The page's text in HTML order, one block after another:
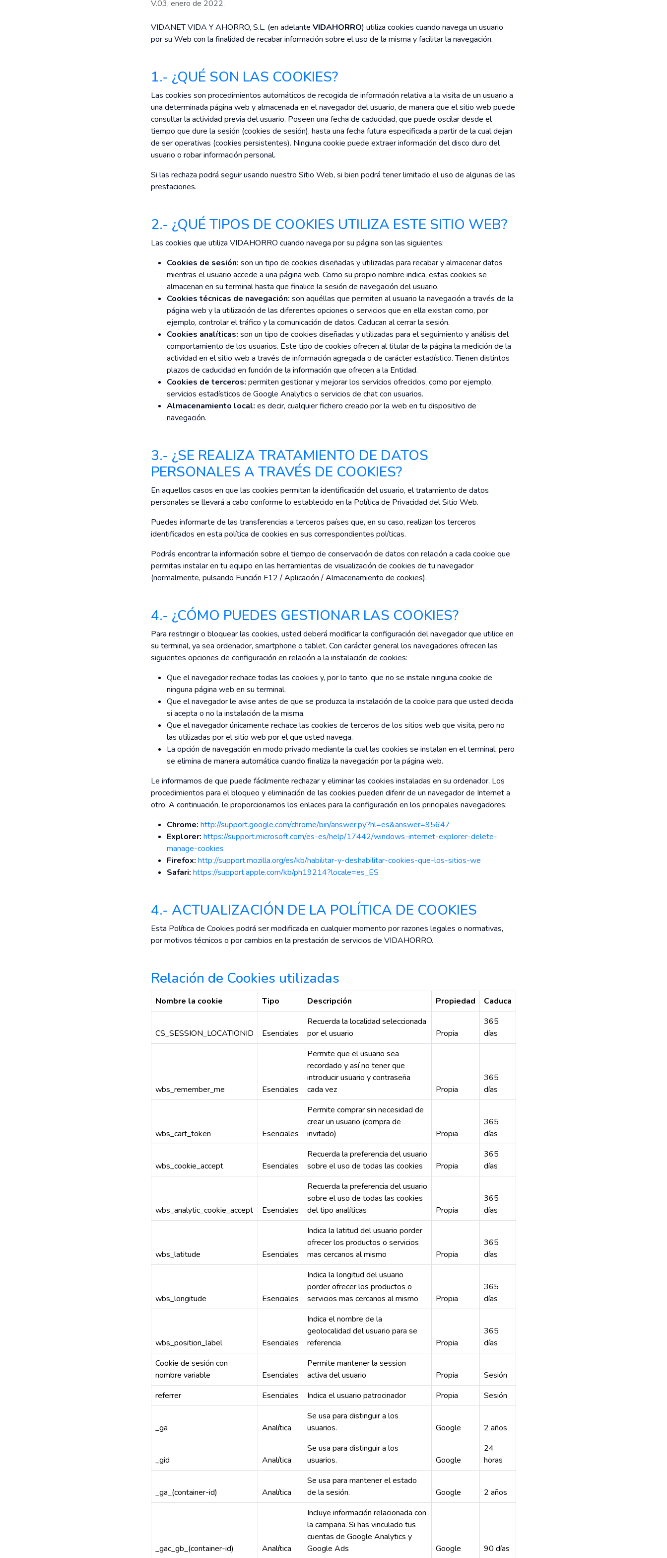
V.03, enero de 2022.
VIDANET VIDA Y AHORRO, S.L. (en adelante VIDAHORRO) utiliza cookies cuando navega un usuario
por su Web con la finalidad de recabar información sobre el uso de la misma y facilitar la navegación.
1.- ¿QUÉ SON LAS COOKIES?
Las cookies son procedimientos automáticos de recogida de información relativa a la visita de un usuario a
una determinada página web y almacenada en el navegador del usuario, de manera que el sitio web puede
consultar la actividad previa del usuario. Poseen una fecha de caducidad, que puede oscilar desde el
tiempo que dure la sesión (cookies de sesión), hasta una fecha futura especificada a partir de la cual dejan
de ser operativas (cookies persistentes). Ninguna cookie puede extraer información del disco duro del
usuario o robar información personal.
Si las rechaza podrá seguir usando nuestro Sitio Web, si bien podrá tener limitado el uso de algunas de las
prestaciones.
2.- ¿QUÉ TIPOS DE COOKIES UTILIZA ESTE SITIO WEB?
Las cookies que utiliza VIDAHORRO cuando navega por su página son las siguientes:
Cookies de sesión: son un tipo de cookies diseñadas y utilizadas para recabar y almacenar datos
mientras el usuario accede a una página web. Como su propio nombre indica, estas cookies se
almacenan en su terminal hasta que finalice la sesión de navegación del usuario.
Cookies técnicas de navegación: son aquéllas que permiten al usuario la navegación a través de la
página web y la utilización de las diferentes opciones o servicios que en ella existan como, por
ejemplo, controlar el tráfico y la comunicación de datos. Caducan al cerrar la sesión.
Cookies analíticas: son un tipo de cookies diseñadas y utilizadas para el seguimiento y análisis del
comportamiento de los usuarios. Este tipo de cookies ofrecen al titular de la página la medición de la
actividad en el sitio web a través de información agregada o de carácter estadístico. Tienen distintos
plazos de caducidad en función de la información que ofrecen a la Entidad.
Cookies de terceros: permiten gestionar y mejorar los servicios ofrecidos, como por ejemplo,
servicios estadísticos de Google Analytics o servicios de chat con usuarios.
Almacenamiento local: es decir, cualquier fichero creado por la web en tu dispositivo de
navegación.
3.- ¿SE REALIZA TRATAMIENTO DE DATOS
PERSONALES A TRAVÉS DE COOKIES?
En aquellos casos en que las cookies permitan la identificación del usuario, el tratamiento de datos
personales se llevará a cabo conforme lo establecido en la Política de Privacidad del Sitio Web.
Puedes informarte de las transferencias a terceros países que, en su caso, realizan los terceros
identificados en esta política de cookies en sus correspondientes políticas.
Podrás encontrar la información sobre el tiempo de conservación de datos con relación a cada cookie que
permitas instalar en tu equipo en las herramientas de visualización de cookies de tu navegador
(normalmente, pulsando Función F12 / Aplicación / Almacenamiento de cookies).
4.- ¿CÓMO PUEDES GESTIONAR LAS COOKIES?
Para restringir o bloquear las cookies, usted deberá modificar la configuración del navegador que utilice en
su terminal, ya sea ordenador, smartphone o tablet. Con carácter general los navegadores ofrecen las
siguientes opciones de configuración en relación a la instalación de cookies:
Que el navegador rechace todas las cookies y, por lo tanto, que no se instale ninguna cookie de
ninguna página web en su terminal.
Que el navegador le avise antes de que se produzca la instalación de la cookie para que usted decida
si acepta o no la instalación de la misma.
Que el navegador únicamente rechace las cookies de terceros de los sitios web que visita, pero no
las utilizadas por el sitio web por el que usted navega.
La opción de navegación en modo privado mediante la cual las cookies se instalan en el terminal, pero
se elimina de manera automática cuando finaliza la navegación por la página web.
Le informamos de que puede fácilmente rechazar y eliminar las cookies instaladas en su ordenador. Los
procedimientos para el bloqueo y eliminación de las cookies pueden diferir de un navegador de Internet a
otro. A continuación, le proporcionamos los enlaces para la configuración en los principales navegadores:
Chrome: http://support.google.com/chrome/bin/answer.py?hl=es&answer=95647
Explorer: https://support.microsoft.com/es-es/help/17442/windows-internet-explorer-delete-
manage-cookies
Firefox: http://support.mozilla.org/es/kb/habilitar-y-deshabilitar-cookies-que-los-sitios-we
Safari: https://support.apple.com/kb/ph19214?locale=es_ES
4.- ACTUALIZACIÓN DE LA POLÍTICA DE COOKIES
Esta Política de Cookies podrá ser modificada en cualquier momento por razones legales o normativas,
por motivos técnicos o por cambios en la prestación de servicios de VIDAHORRO.
Relación de Cookies utilizadas
Nombre la cookie Tipo Descripción Propiedad Caduca
CS_SESSION_LOCATIONID Esenciales
Recuerda la localidad seleccionada
por el usuario
Propia
365
días
wbs_remember_me Esenciales
Permite que el usuario sea
recordado y así no tener que
introducir usuario y contraseña
cada vez
Propia
365
días
wbs_cart_token Esenciales
Permite comprar sin necesidad de
crear un usuario (compra de
invitado)
Propia
365
días
wbs_cookie_accept Esenciales
Recuerda la preferencia del usuario
sobre el uso de todas las cookies
Propia
365
días
wbs_analytic_cookie_accept Esenciales
Recuerda la preferencia del usuario
sobre el uso de todas las cookies
del tipo analíticas
Propia
365
días
wbs_latitude Esenciales
Indica la latitud del usuario porder
ofrecer los productos o servicios
mas cercanos al mismo
Propia
365
días
wbs_longitude Esenciales
Indica la longitud del usuario
porder ofrecer los productos o
servicios mas cercanos al mismo
Propia
365
días
wbs_position_label Esenciales
Indica el nombre de la
geolocalidad del usuario para se
referencia
Propia
365
días
Cookie de sesión con
nombre variable
Esenciales
Permite mantener la session
activa del usuario
Propia
Sesión
referrer
Esenciales Indica el usuario patrocinador Propia Sesión
_ga Analítica
Se usa para distinguir a los
usuarios.
Google 2 años
_gid Analítica
Se usa para distinguir a los
usuarios.
Google
24
horas
_ga_(container-id) Analítica
Se usa para mantener el estado
de la sesión.
Google 2 años
_gac_gb_(container-id) Analítica
Incluye información relacionada con
la campaña. Si has vinculado tus
cuentas de Google Analytics y
Google Ads
Google 90 días